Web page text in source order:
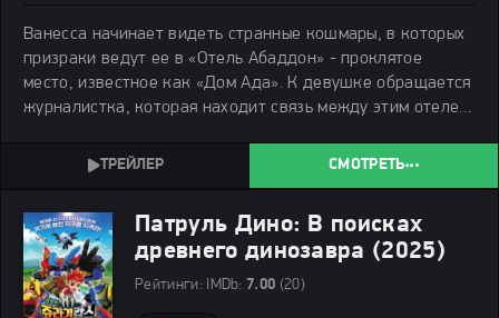
Ванесса начинает видеть странные кошмары, в которых
призраки ведут ее в «Отель Абаддон» - проклятое
место, известное как «Дом Ада». К девушке обращается
журналистка, которая находит связь между этим отелем,
происходящих десятилетиями. ВанессаСМОТРЕТЬ
Патруль Дино: В поисках
древнего динозавра (2025)
Рейтинги: IMDb: 7.00 (20)